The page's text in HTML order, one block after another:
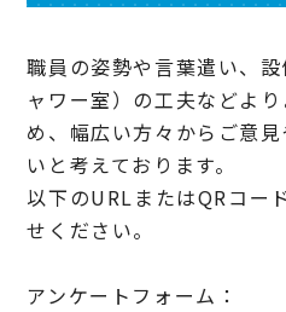
職員の姿勢や言葉遣い、
ャワー室）の工夫などよ
め、幅広い方々からご意
いと考えております。
以下のURLまたはQRコー
せください。
アンケートフォーム：